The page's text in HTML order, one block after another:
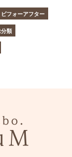
ビフォーアフター
類